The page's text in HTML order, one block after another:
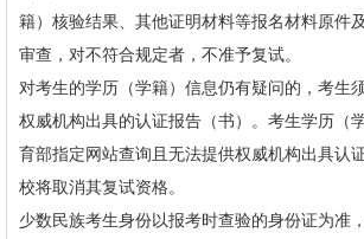
籍）核验结果、其他证明材料等报名材料原件
审查，对不符合规定者，不准予复试。
对考生的学历（学籍）信息仍有疑问的，考生
权威机构出具的认证报告（书）。考生学历（
育部指定网站查询且无法提供权威机构出具认
校将取消其复试资格。
少数民族考生身份以报考时查验的身份证为准